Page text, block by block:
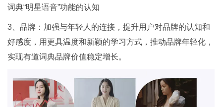
词典“明星语音”功能的认知
3、品牌：加强与年轻人的连接，提升用户对品牌的认知和
好感度，用更具温度和新颖的学习方式，推动品牌年轻化，
实现有道词典品牌价值稳定增长。